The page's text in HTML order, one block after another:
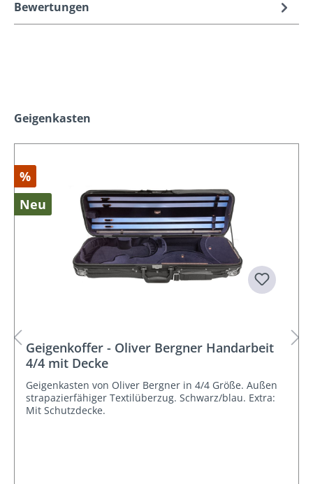
Bewertungen
Produktgalerie überspringen
Geigenkasten
%
Neu
Geigenkoffer - Oliver Bergner Handarbeit
4/4 mit Decke
Geigenkasten von Oliver Bergner in 4/4 Größe. Außen
strapazierfähiger Textilüberzug. Schwarz/blau. Extra:
Mit Schutzdecke.